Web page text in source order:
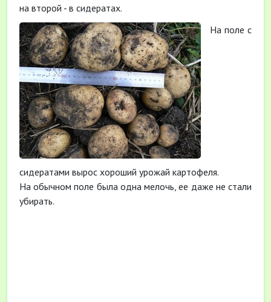
на второй - в сидератах.
На поле с
сидератами вырос хороший урожай картофеля.
На обычном поле была одна мелочь, ее даже не стали
убирать.